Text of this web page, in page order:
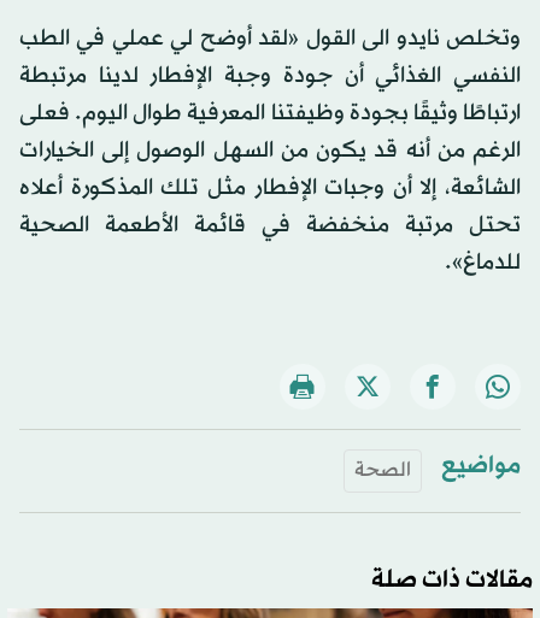
وتخلص نايدو الى القول «لقد أوضح لي عملي في الطب
النفسي الغذائي أن جودة وجبة الإفطار لدينا مرتبطة
ارتباطًا وثيقًا بجودة وظيفتنا المعرفية طوال اليوم. فعلى
الرغم من أنه قد يكون من السهل الوصول إلى الخيارات
الشائعة، إلا أن وجبات الإفطار مثل تلك المذكورة أعلاه
تحتل مرتبة منخفضة في قائمة الأطعمة الصحية
للدماغ».
مواضيع الصحة
مقالات ذات صلة